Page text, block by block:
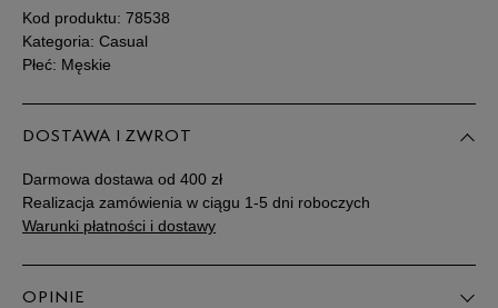
41,5 26 cm
43,5 27,5 cm
Kod produktu: 78538
Kategoria: Casual
Płeć: Męskie
DOSTAWA I ZWROT
Darmowa dostawa od 400 zł
Realizacja zamówienia w ciągu 1-5 dni roboczych
Warunki płatności i dostawy
OPINIE